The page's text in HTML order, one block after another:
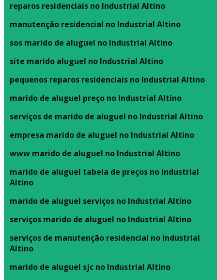
reparos residenciais no Industrial Altino
manutenção residencial no Industrial Altino
sos marido de aluguel no Industrial Altino
site marido aluguel no Industrial Altino
pequenos reparos residenciais no Industrial Altino
marido de aluguel preço no Industrial Altino
serviços de marido de aluguel no Industrial Altino
empresa marido de aluguel no Industrial Altino
www marido de aluguel no Industrial Altino
marido de aluguel tabela de preços no Industrial
Altino
marido de aluguel serviços no Industrial Altino
serviços marido de aluguel no Industrial Altino
serviços de manutenção residencial no Industrial
Altino
marido de aluguel sjc no Industrial Altino